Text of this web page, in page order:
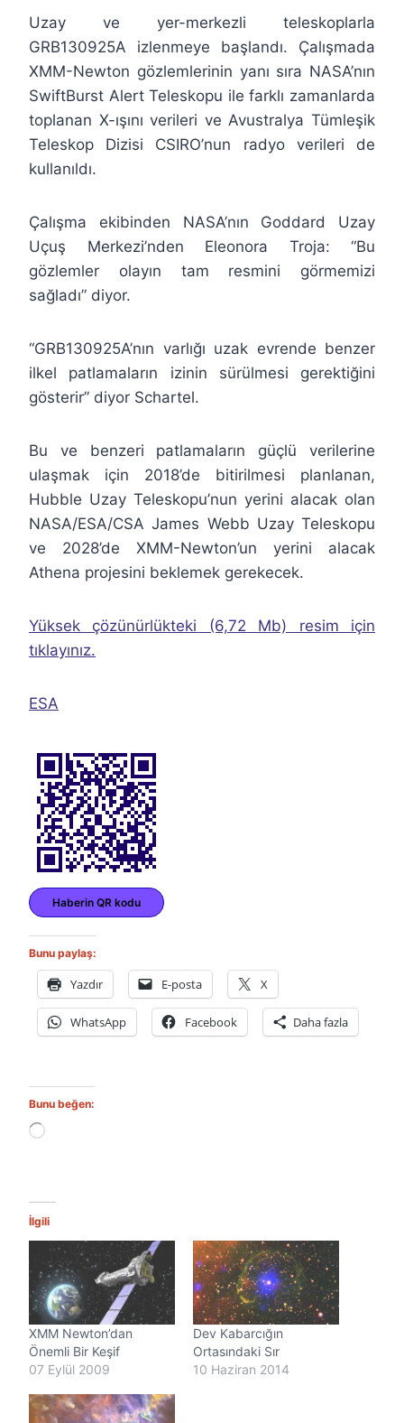
Uzay ve yer-merkezli teleskoplarla
GRB130925A izlenmeye başlandı. Çalışmada
XMM-Newton gözlemlerinin yanı sıra NASA’nın
SwiftBurst Alert Teleskopu ile farklı zamanlarda
toplanan X-ışını verileri ve Avustralya Tümleşik
Teleskop Dizisi CSIRO’nun radyo verileri de
kullanıldı.
Çalışma ekibinden NASA’nın Goddard Uzay
Uçuş Merkezi’nden Eleonora Troja: “Bu
gözlemler olayın tam resmini görmemizi
sağladı” diyor.
“GRB130925A’nın varlığı uzak evrende benzer
ilkel patlamaların izinin sürülmesi gerektiğini
gösterir” diyor Schartel.
Bu ve benzeri patlamaların güçlü verilerine
ulaşmak için 2018’de bitirilmesi planlanan,
Hubble Uzay Teleskopu’nun yerini alacak olan
NASA/ESA/CSA James Webb Uzay Teleskopu
ve 2028’de XMM-Newton’un yerini alacak
Athena projesini beklemek gerekecek.
Yüksek çözünürlükteki (6,72 Mb) resim için
tıklayınız.
ESA
Haberin QR kodu
Bunu paylaş:
Yazdır E-posta X
WhatsApp Facebook Daha fazla
Bunu beğen:
Y
n
o
r
.
.
.
İlgili
XMM Newton’dan
Önemli Bir Keşif
07 Eylül 2009
Dev Kabarcığın
Ortasındaki Sır
10 Haziran 2014